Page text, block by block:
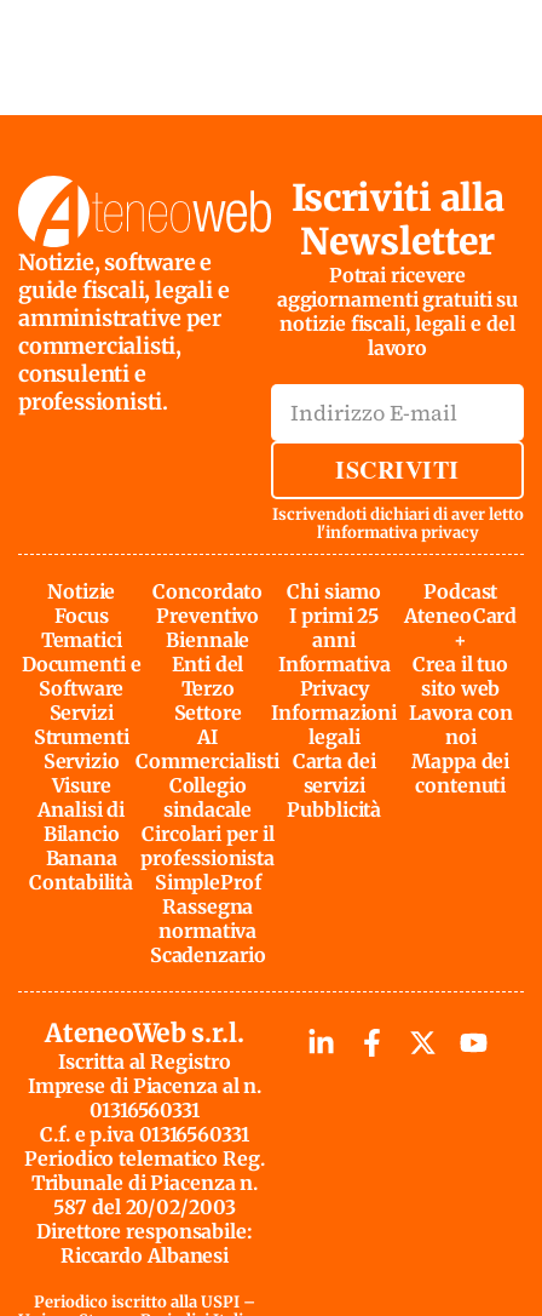
Notizie, software e
guide fiscali, legali e
amministrative per
commercialisti,
consulenti e
professionisti.
Iscriviti alla
Newsletter
Potrai ricevere
aggiornamenti gratuiti su
notizie fiscali, legali e del
lavoro
ISCRIVITI
Iscrivendoti dichiari di aver letto
l'informativa privacy
Notizie
Focus
Tematici
Documenti e
Software
Servizi
Strumenti
Servizio
Visure
Analisi di
Bilancio
Banana
Contabilità
Concordato
Preventivo
Biennale
Enti del
Terzo
Settore
AI
Commercialisti
Collegio
sindacale
Circolari per il
professionista
SimpleProf
Rassegna
normativa
Scadenzario
Chi siamo
I primi 25
anni
Informativa
Privacy
Informazioni
legali
Carta dei
servizi
Pubblicità
Podcast
AteneoCard
+
Crea il tuo
sito web
Lavora con
noi
Mappa dei
contenuti
AteneoWeb s.r.l.
Iscritta al Registro
Imprese di Piacenza al n.
01316560331
C.f. e p.iva 01316560331
Periodico telematico Reg.
Tribunale di Piacenza n.
587 del 20/02/2003
Direttore responsabile:
Riccardo Albanesi
Periodico iscritto alla USPI –